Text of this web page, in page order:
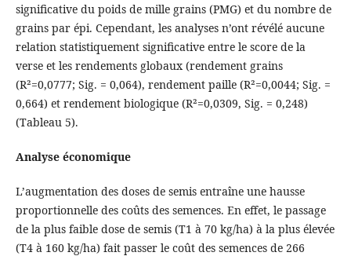
significative du poids de mille grains (PMG) et du nombre de
grains par épi. Cependant, les analyses n’ont révélé aucune
relation statistiquement significative entre le score de la
verse et les rendements globaux (rendement grains
(R²=0,0777; Sig. = 0,064), rendement paille (R²=0,0044; Sig. =
0,664) et rendement biologique (R²=0,0309, Sig. = 0,248)
(Tableau 5).
Analyse économique
L’augmentation des doses de semis entraîne une hausse
proportionnelle des coûts des semences. En effet, le passage
de la plus faible dose de semis (T1 à 70 kg/ha) à la plus élevée
(T4 à 160 kg/ha) fait passer le coût des semences de 266